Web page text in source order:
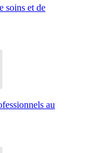
soins et de
au